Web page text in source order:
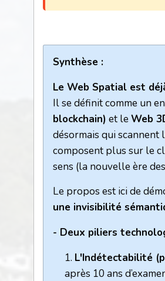
Synthèse :
Le Web Spatial est
Il se définit comme un
blockchain) et leWeb
désormais qui
composent plus sur le
sens (la nouvelle ère
Le propos est ici de
une invisibilité
- Deux piliers
L'Indétectabilité
après 10 ans